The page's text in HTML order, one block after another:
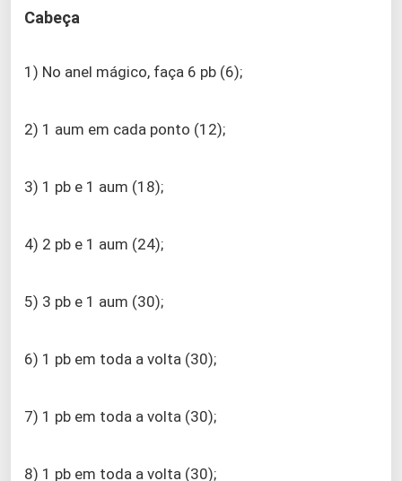
Cabeça
1) No anel mágico, faça 6 pb (6);
2) 1 aum em cada ponto (12);
3) 1 pb e 1 aum (18);
4) 2 pb e 1 aum (24);
5) 3 pb e 1 aum (30);
6) 1 pb em toda a volta (30);
7) 1 pb em toda a volta (30);
8) 1 pb em toda a volta (30);